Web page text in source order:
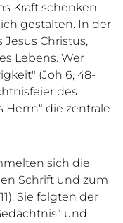
Kraft schenken,
gestalten. In der
Christus,
Lebens. Wer
(Joh 6, 48-
des
die zentrale
sich die
Schrift und zum
Sie folgten der
und